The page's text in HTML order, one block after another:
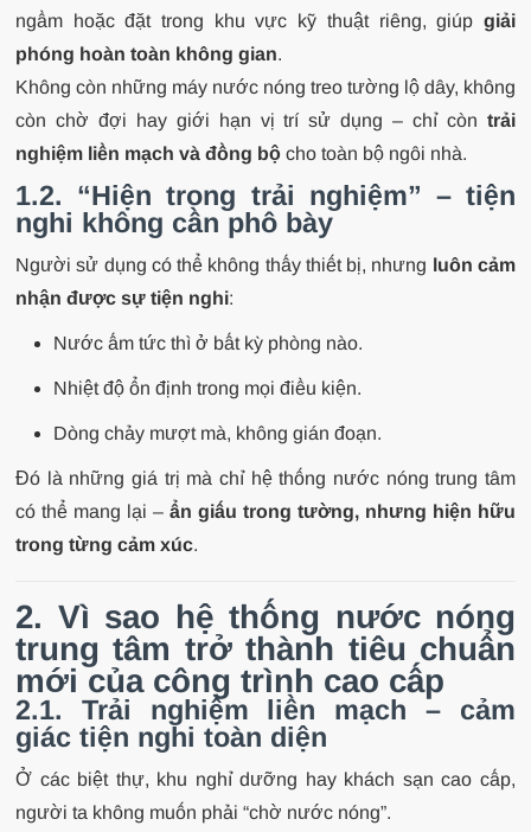
ngầm hoặc đặt trong khu vực kỹ thuật riêng, giúp giải
phóng hoàn toàn không gian.
Không còn những máy nước nóng treo tường lộ dây, không
còn chờ đợi hay giới hạn vị trí sử dụng – chỉ còn trải
nghiệm liền mạch và đồng bộ cho toàn bộ ngôi nhà.
1.2. “Hiện trong trải nghiệm” – tiện
nghi không cần phô bày
Người sử dụng có thể không thấy thiết bị, nhưng luôn cảm
nhận được sự tiện nghi:
Nước ấm tức thì ở bất kỳ phòng nào.
Nhiệt độ ổn định trong mọi điều kiện.
Dòng chảy mượt mà, không gián đoạn.
Đó là những giá trị mà chỉ hệ thống nước nóng trung tâm
có thể mang lại – ẩn giấu trong tường, nhưng hiện hữu
trong từng cảm xúc.
2. Vì sao hệ thống nước nóng
trung tâm trở thành tiêu chuẩn
mới của công trình cao cấp
2.1. Trải nghiệm liền mạch – cảm
giác tiện nghi toàn diện
Ở các biệt thự, khu nghỉ dưỡng hay khách sạn cao cấp,
người ta không muốn phải “chờ nước nóng”.